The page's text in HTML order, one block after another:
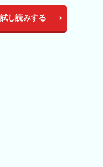
し読みする